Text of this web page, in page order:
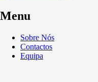
Menu
Sobre Nós
Contactos
Equipa